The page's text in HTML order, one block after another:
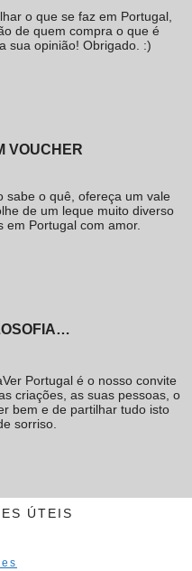
o que se faz em Portugal,
de quem compra o que é
sua opinião! Obrigado. :)
VOUCHER
sabe o quê, ofereça um vale
de um leque muito diverso
em Portugal com amor.
Portugal é o nosso convite
criações, as suas pessoas, o
bem e de partilhar tudo isto
sorriso.
ÚTEIS